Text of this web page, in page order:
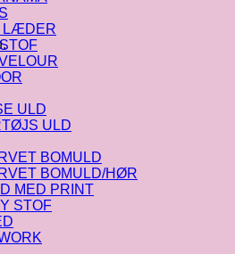
LÆDER
ULD
ULD
BOMULD
BOMULD/HØR
MED PRINT
STOF